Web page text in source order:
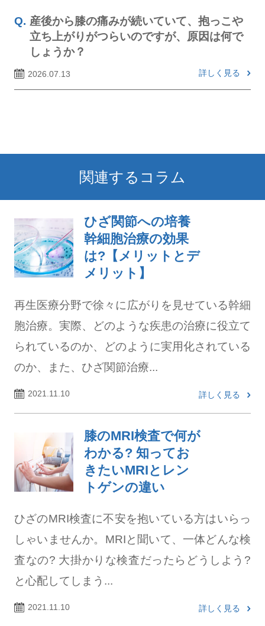
産後から膝の痛みが続いていて、抱っこや
立ち上がりがつらいのですが、原因は何で
しょうか？
2026.07.13 詳しく見る
関連するコラム
ひざ関節への培養
幹細胞治療の効果
は?【メリットとデ
メリット】
再生医療分野で徐々に広がりを見せている幹細
胞治療。実際、どのような疾患の治療に役立て
られているのか、どのように実用化されている
のか、また、ひざ関節治療...
2021.11.10 詳しく見る
膝のMRI検査で何が
わかる? 知ってお
きたいMRIとレン
トゲンの違い
ひざのMRI検査に不安を抱いている方はいらっ
しゃいませんか。MRIと聞いて、一体どんな検
査なの? 大掛かりな検査だったらどうしよう?
と心配してしまう...
2021.11.10 詳しく見る